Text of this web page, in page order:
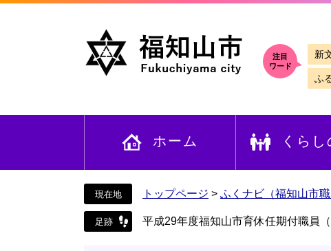
文
注目
ワード
新
ふ
ホーム くらし
トップページ > ふくナビ（福知山市職
平成29年度福知山市育休任期付職員